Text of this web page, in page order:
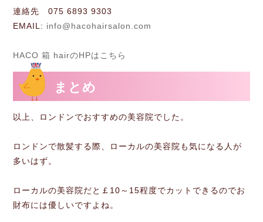
連絡先 075 6893 9303
EMAIL: ​ info@hacohairsalon.com
HACO 箱 hairのHPはこちら
まとめ
以上、ロンドンでおすすめの美容院でした。
ロンドンで散髪する際、ローカルの美容院も気になる人が
多いはず。
ローカルの美容院だと￡10～15程度でカットできるのでお
財布には優しいですよね。